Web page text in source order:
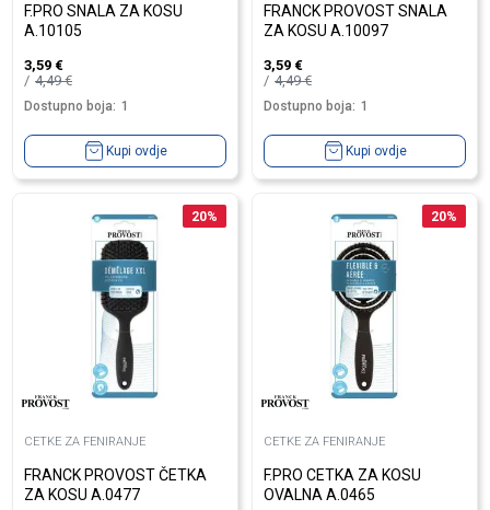
F.PRO SNALA ZA KOSU
A.10105
3,59 €
4,49€
Dostupno boja: 1
Kupi ovdje
FRANCK PROVOST SNALA
ZA KOSU A.10097
3,59 €
4,49€
Dostupno boja: 1
Kupi ovdje
20%
CETKE ZA FENIRANJE
FRANCK PROVOST ČETKA
ZA KOSU A.0477
20%
CETKE ZA FENIRANJE
F.PRO CETKA ZA KOSU
OVALNA A.0465